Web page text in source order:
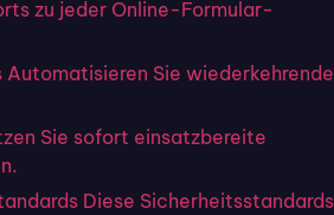
zu jeder Online-Formular-
Automatisieren Sie wiederkehrende
Sie sofort einsatzbereite
Diese Sicherheitsstandards